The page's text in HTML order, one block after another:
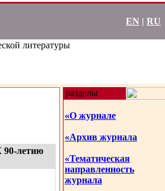
EN | RU
литературы
90-летию
разделы
«О журнале
«Архив журнала
«Тематическая
направленность
журнала